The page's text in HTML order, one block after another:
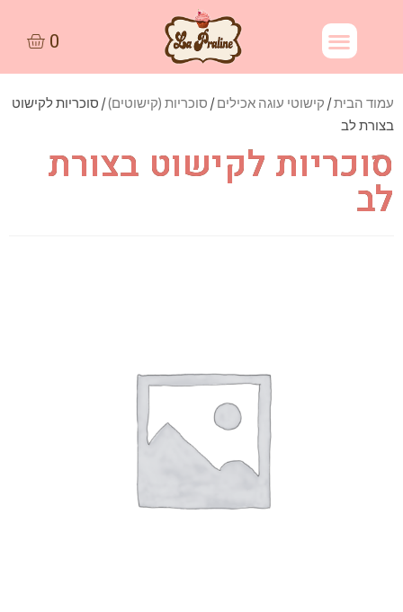
עמוד הבית/ קישוטי עוגה אכילים/ סוכריות (קישוטים)/ סוכריות לקישוט
בצורת לב
סוכריות לקישוט בצורת
לב